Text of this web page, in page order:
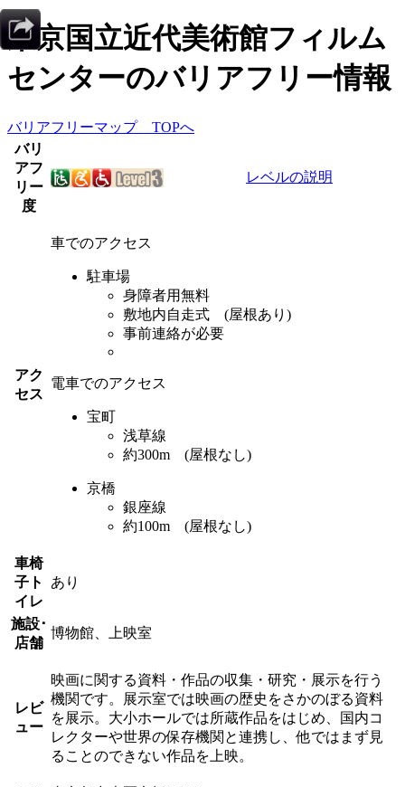
東京国立近代美術館フィルム
センターのバリアフリー情報
バリアフリーマップ TOPへ
バリ
アフ
リー
度
レベルの説明
アク
セス
車でのアクセス
駐車場
身障者用無料
敷地内自走式 (屋根あり)
事前連絡が必要
電車でのアクセス
宝町
浅草線
約300m (屋根なし)
京橋
銀座線
約100m (屋根なし)
車椅
子ト
イレ
あり
施設･
店舗
博物館、上映室
レビ
ュー
映画に関する資料・作品の収集・研究・展示を行う
機関です。展示室では映画の歴史をさかのぼる資料
を展示。大小ホールでは所蔵作品をはじめ、国内コ
レクターや世界の保存機関と連携し、他ではまず見
ることのできない作品を上映。